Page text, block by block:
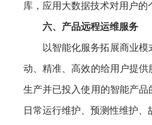
库，应用大数据技术对用户
六、产品远程运维服务
以智能化服务拓展商业
动、精准、高效的给用户提
生产并已投入使用的智能产
日常运行维护、预测性维护